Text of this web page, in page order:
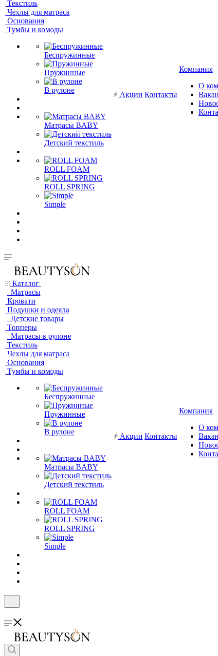
Текстиль
Чехлы для матраса
Основания
Тумбы и комоды
Беспружинные
Пружинные
В рулоне
Матрасы BABY
Детский текстиль
ROLL FOAM
ROLL SPRING
Simple
Акции Контакты
Компания
О
Каталог
Матрасы
Кровати
Подушки и одеяла
Детские товары
Топперы
Матрасы в рулоне
Текстиль
Чехлы для матраса
Основания
Тумбы и комоды
Беспружинные
Пружинные
В рулоне
Матрасы BABY
Детский текстиль
ROLL FOAM
ROLL SPRING
Simple
Акции Контакты
Компания
О